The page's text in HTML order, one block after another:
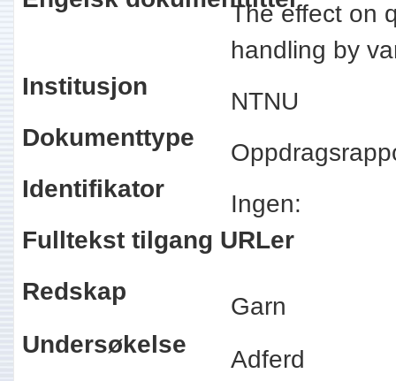
The effect on
handling by
Institusjon
NTNU
Dokumenttype
Identifikator
Ingen:
Fulltekst tilgang URLer
Redskap
Garn
Undersøkelse
Adferd